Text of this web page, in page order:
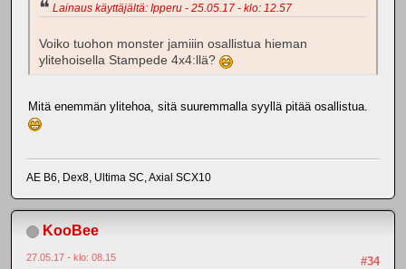
Lainaus käyttäjältä: Ipperu - 25.05.17 - klo: 12.57
Voiko tuohon monster jamiiin osallistua hieman
ylitehoisella Stampede 4x4:llä?
Mitä enemmän ylitehoa, sitä suuremmalla syyllä pitää osallistua.
AE B6, Dex8, Ultima SC, Axial SCX10
KooBee
#34
27.05.17 - klo: 08.15